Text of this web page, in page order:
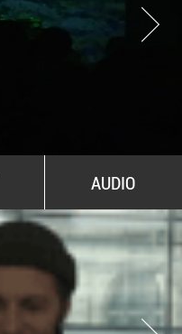
OF ROMANIA se lansează la
Simeza
Stars For Outernational
AUDIO